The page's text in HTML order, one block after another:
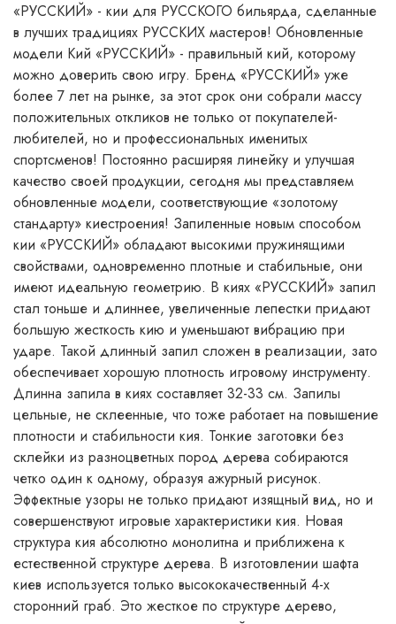
«РУССКИЙ» - кии для РУССКОГО бильярда, сделанные
в лучших традициях РУССКИХ мастеров! Обновленные
модели Кий «РУССКИЙ» - правильный кий, которому
можно доверить свою игру. Бренд «РУССКИЙ» уже
более 7 лет на рынке, за этот срок они собрали массу
положительных откликов не только от покупателей-
любителей, но и профессиональных именитых
спортсменов! Постоянно расширяя линейку и улучшая
качество своей продукции, сегодня мы представляем
обновленные модели, соответствующие «золотому
стандарту» киестроения! Запиленные новым способом
кии «РУССКИЙ» обладают высокими пружинящими
свойствами, одновременно плотные и стабильные, они
имеют идеальную геометрию. В киях «РУССКИЙ» запил
стал тоньше и длиннее, увеличенные лепестки придают
большую жесткость кию и уменьшают вибрацию при
ударе. Такой длинный запил сложен в реализации, зато
обеспечивает хорошую плотность игровому инструменту.
Длинна запила в киях составляет 32-33 см. Запилы
цельные, не склеенные, что тоже работает на повышение
плотности и стабильности кия. Тонкие заготовки без
склейки из разноцветных пород дерева собираются
четко один к одному, образуя ажурный рисунок.
Эффектные узоры не только придают изящный вид, но и
совершенствуют игровые характеристики кия. Новая
структура кия абсолютно монолитна и приближена к
естественной структуре дерева. В изготовлении шафта
киев используется только высококачественный 4-х
сторонний граб. Это жесткое по структуре дерево,